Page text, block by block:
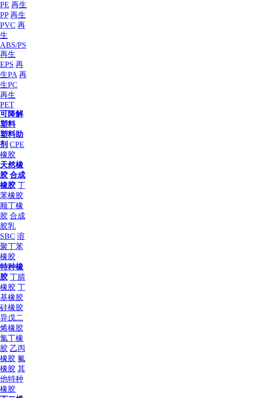
PE 再生
PP 再生
PVC 再
生
ABS/PS
再生
EPS 再
生PA 再
生PC
再生
PET
可降解
塑料
塑料助
剂 CPE
橡胶
天然橡
胶 合成
橡胶 丁
苯橡胶
顺丁橡
胶 合成
胶乳
SBC 溶
聚丁苯
橡胶
特种橡
胶 丁腈
橡胶 丁
基橡胶
硅橡胶
异戊二
烯橡胶
氯丁橡
胶 乙丙
橡胶 氟
橡胶 其
他特种
橡胶